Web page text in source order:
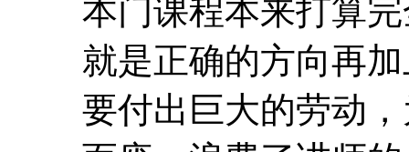
课程，使用“逆向收
收取400元，其中
学费，即如果学员